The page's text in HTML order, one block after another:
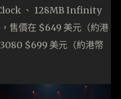
、 128MB Infinity
售價在 $649 美元（約港
$699 美元（約港幣